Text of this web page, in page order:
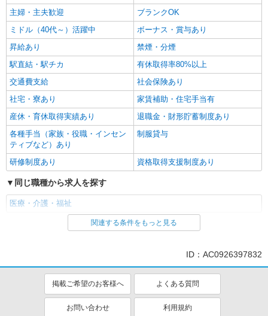
主婦・主夫歓迎
ブランクOK
ミドル（40代～）活躍中
ボーナス・賞与あり
昇給あり
禁煙・分煙
駅直結・駅チカ
有休取得率80%以上
交通費支給
社会保険あり
社宅・寮あり
家賃補助・住宅手当有
産休・育休取得実績あり
退職金・財形貯蓄制度あり
各種手当（家族・役職・インセン
ティブなど）あり
制服貸与
研修制度あり 資格取得支援制度あり
同じ職種から求人を探す
医療・介護・福祉
同じ特徴から求人を探す
社宅・寮あり
産休・育休取得実績あり
関連する条件をもっと見る
ID：AC0926397832
掲載ご希望のお客様へ よくある質問
お問い合わせ 利用規約